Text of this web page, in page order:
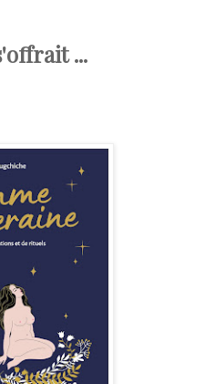
...